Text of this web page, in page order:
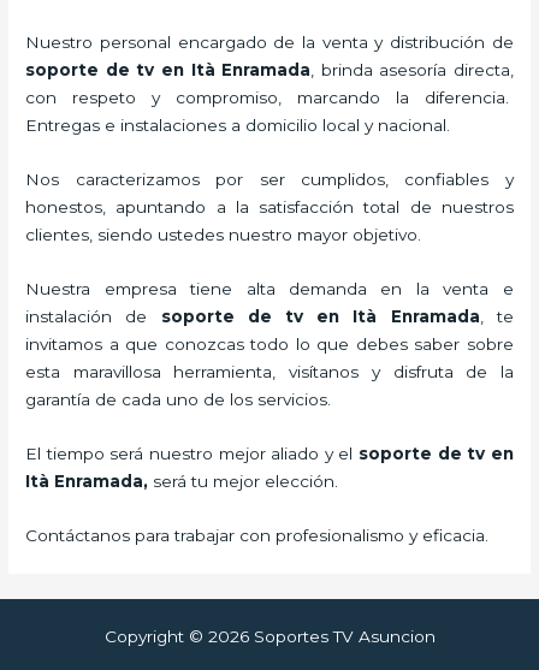
Nuestro personal encargado de la venta y distribución de
soporte de tv en Ità Enramada, brinda asesoría directa,
con respeto y compromiso, marcando la diferencia.
Entregas e instalaciones a domicilio local y nacional.
Nos caracterizamos por ser cumplidos, confiables y
honestos, apuntando a la satisfacción total de nuestros
clientes, siendo ustedes nuestro mayor objetivo.
Nuestra empresa tiene alta demanda en la venta e
instalación de soporte de tv en Ità Enramada , te
invitamos a que conozcas todo lo que debes saber sobre
esta maravillosa herramienta, visítanos y disfruta de la
garantía de cada uno de los servicios.
El tiempo será nuestro mejor aliado y el soporte de tv en
Ità Enramada, será tu mejor elección.
Contáctanos para trabajar con profesionalismo y eficacia.
Copyright © 2026 Soportes TV Asuncion